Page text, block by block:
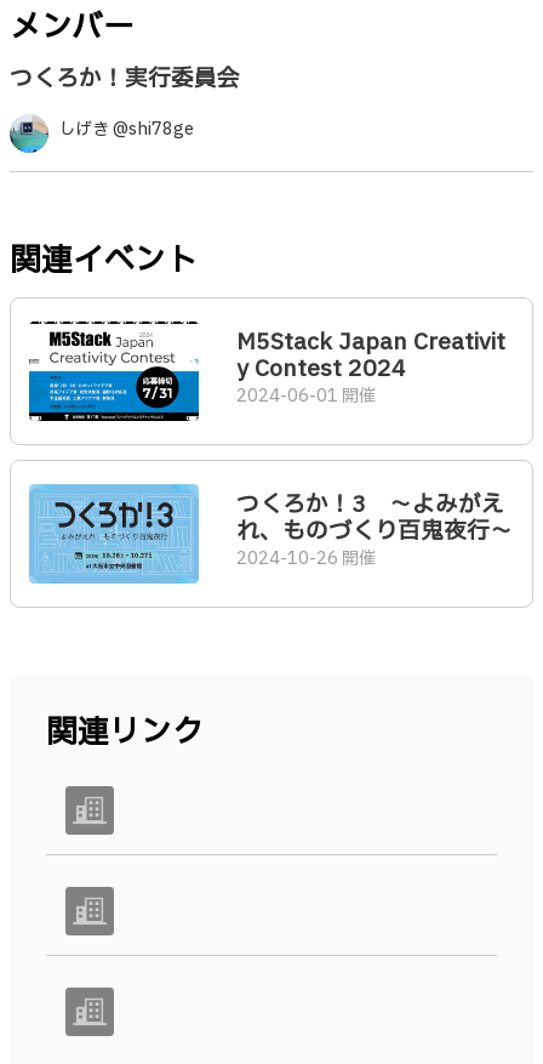
メンバー
つくろか！実行委員会
しげき @shi78ge
関連イベント
M5Stack Japan Creativit
y Contest 2024
2024-06-01 開催
つくろか！3 〜よみがえ
れ、ものづくり百鬼夜行〜
2024-10-26 開催
関連リンク